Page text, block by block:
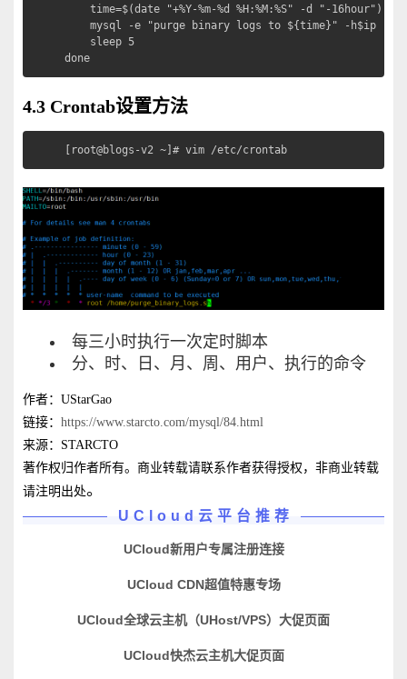
time=$(date "+%Y-%m-%d %H:%M:%S" -d "-16hour")
mysql -e "purge binary logs to ${time}" -h$ip -P$port
sleep 5
done
4.3 Crontab设置方法
[root@blogs-v2 ~]# vim /etc/crontab
每三小时执行一次定时脚本
分、时、日、月、周、用户、执行的命令
作者：UStarGao
链接： https://www.starcto.com/mysql/84.html
来源：STARCTO
著作权归作者所有。商业转载请联系作者获得授权，非商业转载
请注明出处。
UCloud云平台推荐
UCloud新用户专属注册连接
UCloud CDN超值特惠专场
UCloud全球云主机（UHost/VPS）大促页面
UCloud快杰云主机大促页面